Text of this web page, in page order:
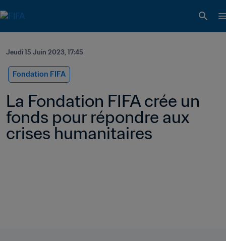
Jeudi 15 Juin 2023, 17:45
Fondation FIFA
La Fondation FIFA crée un
fonds pour répondre aux
crises humanitaires